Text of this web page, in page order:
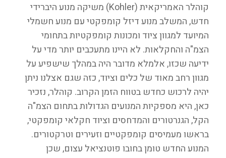
קוהלר האמריקאית (Kohler) משיקה מנוע היברידי
חדש, המשלב מנוע דיזל קומפקטי עם מנוע חשמלי
המיועד למגוון ציוד ומכונות קומפקטיות בתחומי
הצמ"ה והחקלאות. לא היינו מתעכבים יותר מדי על
ידיעה שכזו, אלמלא מדובר היה במהלך שישפיע על
מגוון רחב מאוד של כלים וציוד, כזה שגם אצלנו ניתן
יהיה לרכוש כחדש בטווח הזמן הקרוב. קוהלר, נזכיר
כאן, היא מספקיות המנועים הגדולות בתחום הצמ"ה
הקל, הגנרטורים והמדחסים וציוד חקלאי קומפקטי,
בראשו מעמיסים קומפקטיים וזעירים וטרקטורים.
המנוע החדש טומן בחובו פוטנציאל עצום, שכן